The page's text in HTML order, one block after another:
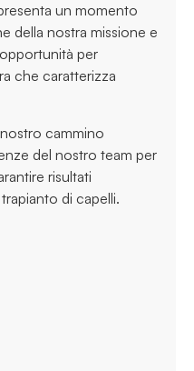
un momento
della nostra missione e
per
che caratterizza
cammino
del nostro team per
risultati
di capelli.